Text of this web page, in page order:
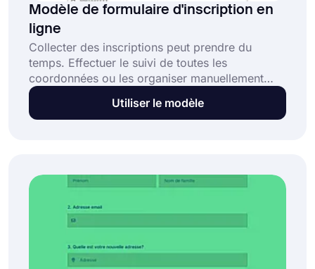
Modèle de formulaire d'inscription en
ligne
Collecter des inscriptions peut prendre du
temps. Effectuer le suivi de toutes les
coordonnées ou les organiser manuellement
peut rapidement devenir accablant. Un modèle
de formulaire d'inscription en ligne est une
Utiliser le modèle